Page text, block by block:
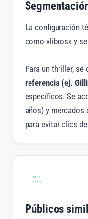
La configuración
como «libros» y
Para un thriller, se
referencia (ej.
específicos. Se
años) y mercados
para evitar clics
Públicos